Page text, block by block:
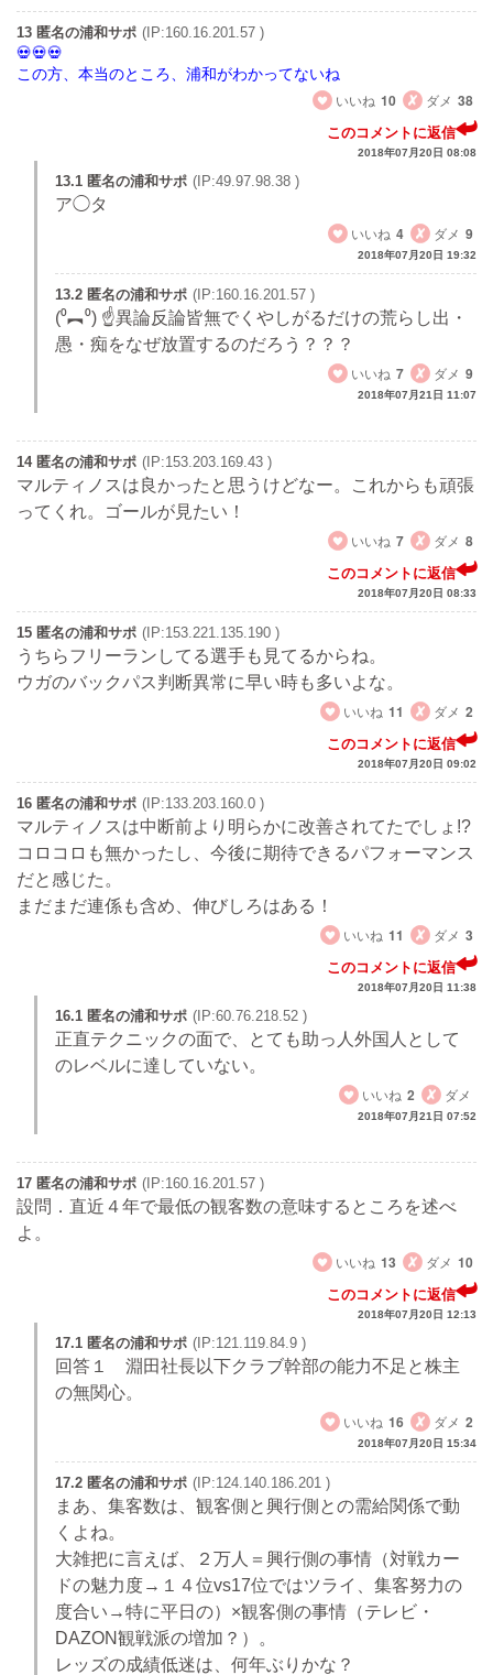
13 匿名の浦和サポ (IP:160.16.201.57 )
この方、本当のところ、浦和がわかってないね
いいね 10 ダメ 38
このコメントに返信
2018年07月20日 08:08
13.1 匿名の浦和サポ (IP:49.97.98.38 )
ア◯タ
いいね 4 ダメ 9
2018年07月20日 19:32
13.2 匿名の浦和サポ (IP:160.16.201.57 )
(⁰︻⁰) ☝異論反論皆無でくやしがるだけの荒らし出・
愚・痴をなぜ放置するのだろう？？？
いいね 7 ダメ 9
2018年07月21日 11:07
14 匿名の浦和サポ (IP:153.203.169.43 )
マルティノスは良かったと思うけどなー。これからも頑張
ってくれ。ゴールが見たい！
いいね 7 ダメ 8
このコメントに返信
2018年07月20日 08:33
15 匿名の浦和サポ (IP:153.221.135.190 )
うちらフリーランしてる選手も見てるからね。
ウガのバックパス判断異常に早い時も多いよな。
いいね 11 ダメ 2
このコメントに返信
2018年07月20日 09:02
16 匿名の浦和サポ (IP:133.203.160.0 )
マルティノスは中断前より明らかに改善されてたでしょ!?
コロコロも無かったし、今後に期待できるパフォーマンス
だと感じた。
まだまだ連係も含め、伸びしろはある！
いいね 11 ダメ 3
このコメントに返信
2018年07月20日 11:38
16.1 匿名の浦和サポ (IP:60.76.218.52 )
正直テクニックの面で、とても助っ人外国人として
のレベルに達していない。
いいね 2 ダメ
2018年07月21日 07:52
17 匿名の浦和サポ (IP:160.16.201.57 )
設問．直近４年で最低の観客数の意味するところを述べ
よ。
いいね 13 ダメ 10
このコメントに返信
2018年07月20日 12:13
17.1 匿名の浦和サポ (IP:121.119.84.9 )
回答１ 淵田社長以下クラブ幹部の能力不足と株主
の無関心。
いいね 16 ダメ 2
2018年07月20日 15:34
17.2 匿名の浦和サポ (IP:124.140.186.201 )
まあ、集客数は、観客側と興行側との需給関係で動
くよね。
大雑把に言えば、２万人＝興行側の事情（対戦カー
ドの魅力度→１４位vs17位ではツライ、集客努力の
度合い→特に平日の）×観客側の事情（テレビ・
DAZON観戦派の増加？）。
レッズの成績低迷は、何年ぶりかな？